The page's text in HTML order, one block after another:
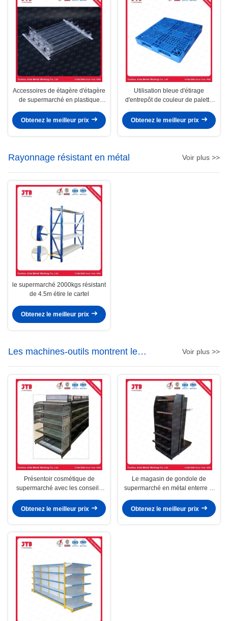
Accessoires de étagère d'étagère
de supermarché en plastique
Obtenez le meilleur prix
Utilisation bleue d'étirage
d'entrepôt de couleur de palette
Obtenez le meilleur prix
Rayonnage résistant en métal Voir plus >>
le supermarché 2000kgs résistant
de 4.5m étire le cartel
Obtenez le meilleur prix
Les machines-outils montrent le
support
Voir plus >>
Présentoir cosmétique de
supermarché avec les conseils
Obtenez le meilleur prix
Le magasin de gondole de
supermarché en métal enterre la
Obtenez le meilleur prix